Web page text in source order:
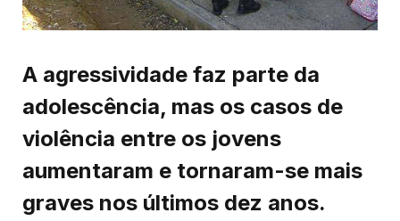
A agressividade faz parte da
adolescência, mas os casos de
violência entre os jovens
aumentaram e tornaram-se mais
graves nos últimos dez anos.